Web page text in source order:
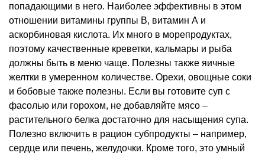
попадающими в него. Наиболее эффективны в этом
отношении витамины группы В, витамин А и
аскорбиновая кислота. Их много в морепродуктах,
поэтому качественные креветки, кальмары и рыба
должны быть в меню чаще. Полезны также яичные
желтки в умеренном количестве. Орехи, овощные соки
и бобовые также полезны. Если вы готовите суп с
фасолью или горохом, не добавляйте мясо –
растительного белка достаточно для насыщения супа.
Полезно включить в рацион субпродукты – например,
сердце или печень, желудочки. Кроме того, это умный